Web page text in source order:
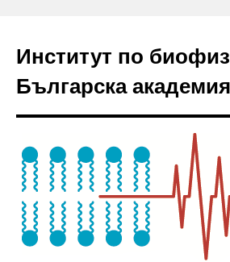
Институт по
Българска